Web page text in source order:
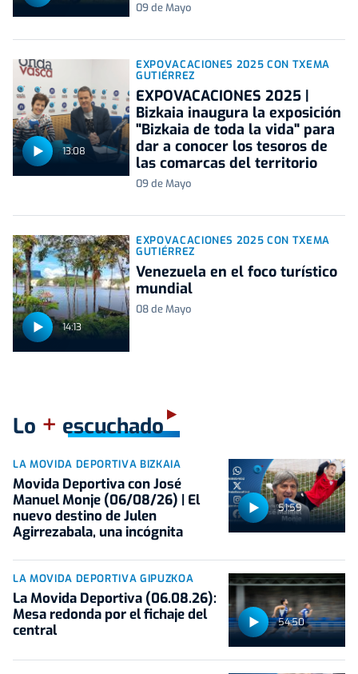
09 de Mayo
13:08
EXPOVACACIONES 2025 CON TXEMA
GUTIÉRREZ
EXPOVACACIONES 2025 |
Bizkaia inaugura la exposición
"Bizkaia de toda la vida" para
dar a conocer los tesoros de
las comarcas del territorio
09 de Mayo
14:13
EXPOVACACIONES 2025 CON TXEMA
GUTIÉRREZ
Venezuela en el foco turístico
mundial
08 de Mayo
Lo + escuchado
51:59
LA MOVIDA DEPORTIVA BIZKAIA
Movida Deportiva con José
Manuel Monje (06/08/26) | El
nuevo destino de Julen
Agirrezabala, una incógnita
54:50
LA MOVIDA DEPORTIVA GIPUZKOA
La Movida Deportiva (06.08.26):
Mesa redonda por el fichaje del
central